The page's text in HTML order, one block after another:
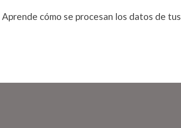
Aprende cómo se procesan los datos de tus